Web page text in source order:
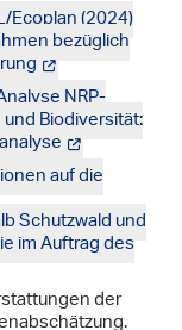
(2024)
bezüglich
NRP-
Biodiversität:
auf die
Schutzwald und
im Auftrag des
der